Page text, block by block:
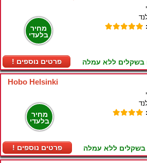
מחיר
בלעדי
! פרטים נוספים בשקלים ללא עמלה
Hobo Helsinki
מחיר
בלעדי
! פרטים נוספים בשקלים ללא עמלה